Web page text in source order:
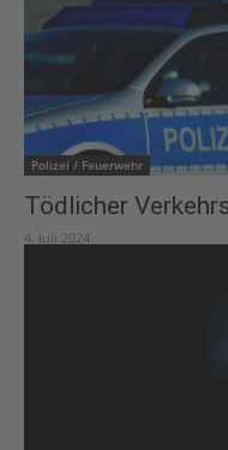
Polizei / Feuerwehr
Tödlicher
4. Juli 2024